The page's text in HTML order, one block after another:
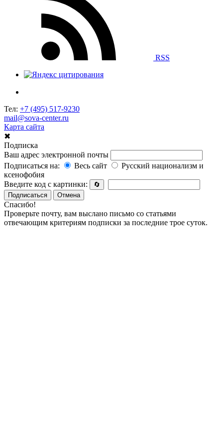
RSS
Тел: +7 (495) 517-9230
mail@sova-center.ru
Карта сайта
✖
Подписка
Ваш адрес электронной почты
Подписаться на:
Весь сайт
Русский национализм и
ксенофобия
Введите код с картинки:
🔄
Подписаться
Отмена
Спасибо!
Проверьте почту, вам выслано письмо со статьями
отвечающим критериям подписки за последние трое суток.